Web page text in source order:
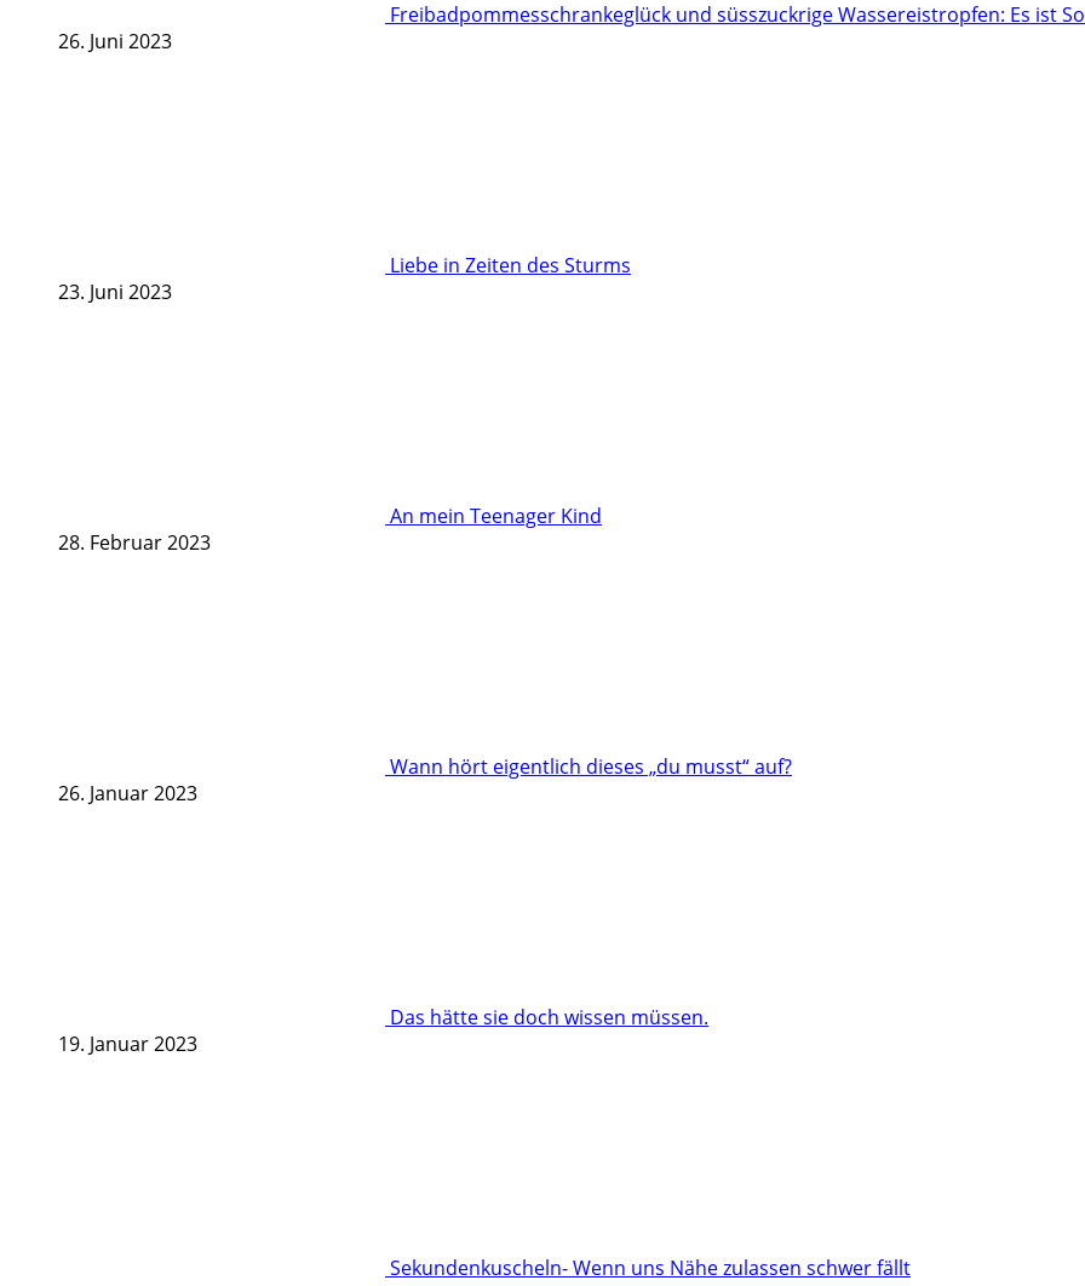
Freibadpommesschrankeglück und süsszuckrige Wassereistropfen: Es ist
26. Juni 2023
Liebe in Zeiten des Sturms
23. Juni 2023
An mein Teenager Kind
28. Februar 2023
Wann hört eigentlich dieses „du musst“ auf?
26. Januar 2023
Das hätte sie doch wissen müssen.
19. Januar 2023
Sekundenkuscheln- Wenn uns Nähe zulassen schwer fällt